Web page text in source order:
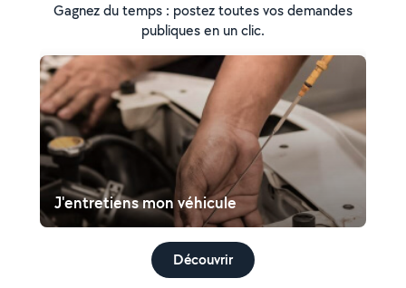
Gagnez du temps : postez toutes vos demandes
publiques en un clic.
J'entretiens mon véhicule
Découvrir